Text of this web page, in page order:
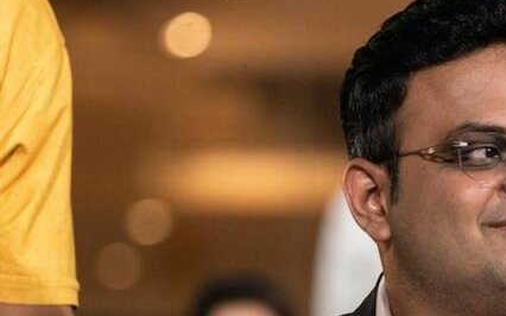
கிரெக் பார்க்லேவுக்குப்
எழுதியவர் Venkatalakshmi V Aug 27, 2024 09:01 pm
செய்தி முன்னோட்டம்
இந்திய கிரிக்கெட் கட்டுப்பாட்டு
ஐசிசி
, ஆகஸ்ட் 27 அன்று, ஜெய் ஷா
ஜெய் ஷா இந்த பதவியில் அவர்